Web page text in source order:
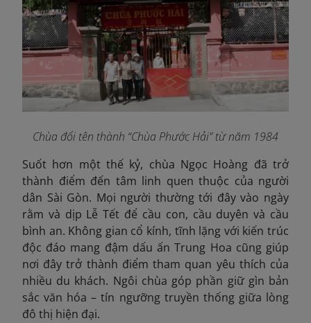
Chùa đổi tên thành “Chùa Phước Hải” từ năm 1984
Suốt hơn một thế kỷ, chùa Ngọc Hoàng đã trở
thành điểm đến tâm linh quen thuộc của người
dân Sài Gòn. Mọi người thường tới đây vào ngày
rằm và dịp Lễ Tết để cầu con, cầu duyên và cầu
bình an. Không gian cổ kính, tĩnh lặng với kiến trúc
độc đáo mang đậm dấu ấn Trung Hoa cũng giúp
nơi đây trở thành điểm tham quan yêu thích của
nhiều du khách. Ngôi chùa góp phần giữ gìn bản
sắc văn hóa – tín ngưỡng truyền thống giữa lòng
đô thị hiện đại.